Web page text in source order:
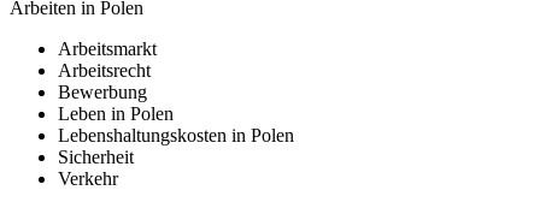
Arbeiten in Polen
Arbeitsmarkt
Arbeitsrecht
Bewerbung
Leben in Polen
Lebenshaltungskosten in Polen
Sicherheit
Verkehr